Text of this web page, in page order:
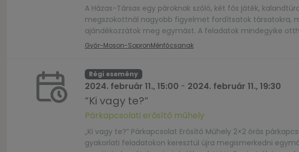
A Házas-Társas egy pároknak szóló, két fős játék,
megszokottnál nagyobb figyelmet fordítsatok társatokra,
ajándékozzátok meg egymást. A feladatok mindegyike
pontján teljesíthető. Ebben a játékban nincsenek
Győr-Moson-SopronMénfőcsanak
Régi esemény
2024. február 11., 15:00 - 2024. február 11., 19:30
“Ki vagy te?“
Párkapcsolati erősítő műhely
„Ki vagy te?” Párkapcsolat Erősítő Műhely 2×2 órás
gyakorlati feladatokon keresztül újra megismerkedni